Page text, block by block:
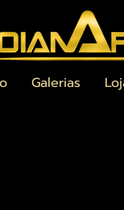
Galerias